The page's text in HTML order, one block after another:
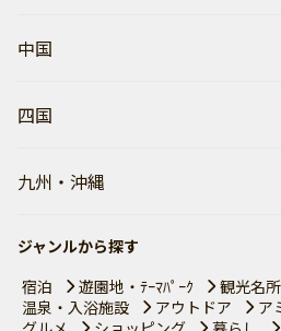
中国
四国
九州・沖縄
ジャンルから探す
宿泊
遊園地・ﾃｰﾏﾊﾟｰｸ 観光名所
温泉・入浴施設
アウトドア
ア